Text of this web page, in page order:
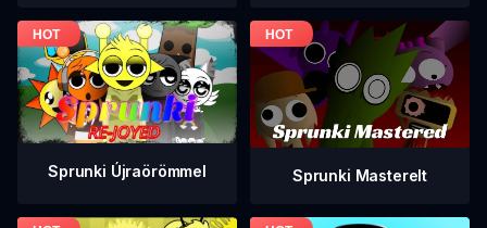
Sprunki Újraörömmel Sprunki Masterelt